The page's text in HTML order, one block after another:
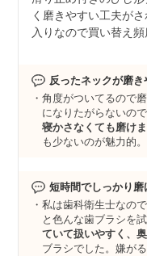
く磨きやすい工夫が
入りなので買い替え
反ったネックが磨き
角度がついてるので
になりたがらないの
寝かさなくても磨け
も少ないのが魅力的
短時間でしっかり磨
私は歯科衛生士なの
と色んな歯ブラシを
ていて扱いやすく、
ブラシでした。嫌が